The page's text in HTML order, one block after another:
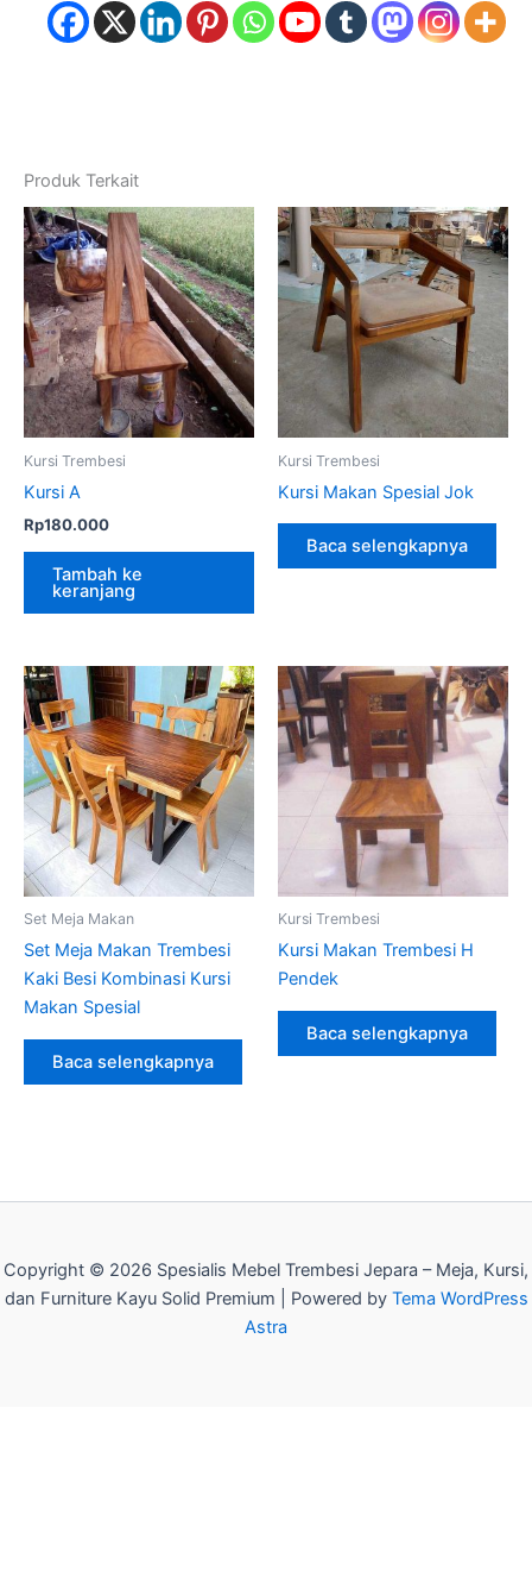
Produk Terkait
Kursi Trembesi
Kursi A
Rp180.000
Tambah ke
keranjang
Kursi Trembesi
Kursi Makan Spesial Jok
Baca selengkapnya
Set Meja Makan
Set Meja Makan Trembesi
Kaki Besi Kombinasi Kursi
Makan Spesial
Baca selengkapnya
Kursi Trembesi
Kursi Makan Trembesi H
Pendek
Baca selengkapnya
Copyright © 2026 Spesialis Mebel Trembesi Jepara – Meja, Kursi,
dan Furniture Kayu Solid Premium | Powered by Tema WordPress
Astra